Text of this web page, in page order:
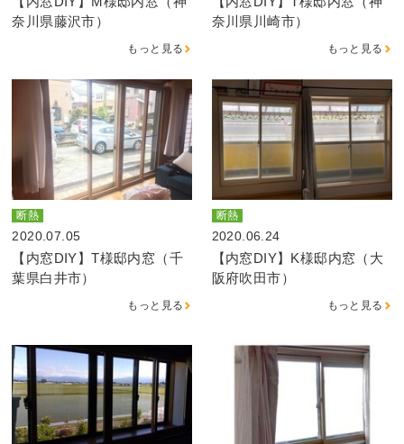
奈川県藤沢市）
もっと見る
奈川県川崎市）
もっと見る
断熱
2020.07.05
【内窓DIY】T様邸内窓（千
葉県白井市）
もっと見る
断熱
2020.06.24
【内窓DIY】K様邸内窓（大
阪府吹田市）
もっと見る